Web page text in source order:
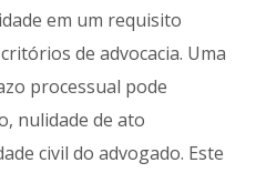
em um requisito
de advocacia. Uma
processual pode
nulidade de ato
civil do advogado. Este